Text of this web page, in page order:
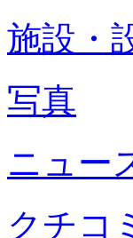
施設・
写真
ニュー
クチコ